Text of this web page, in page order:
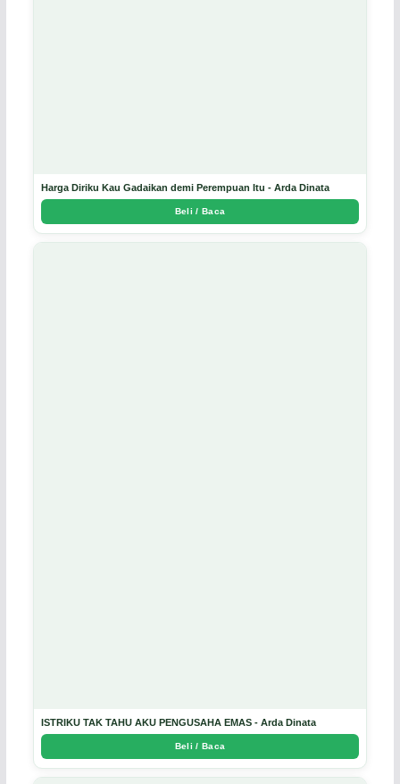
Harga Diriku Kau Gadaikan demi Perempuan Itu - Arda Dinata
Beli / Baca
ISTRIKU TAK TAHU AKU PENGUSAHA EMAS - Arda Dinata
Beli / Baca